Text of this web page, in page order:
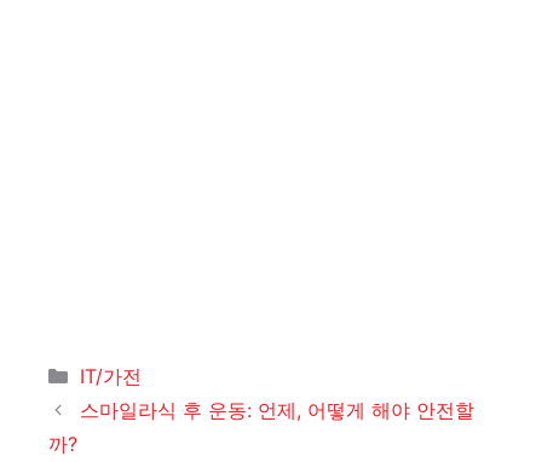
카
테
IT/가전
스마일라식 후 운동: 언제, 어떻게 해야 안전할
까?